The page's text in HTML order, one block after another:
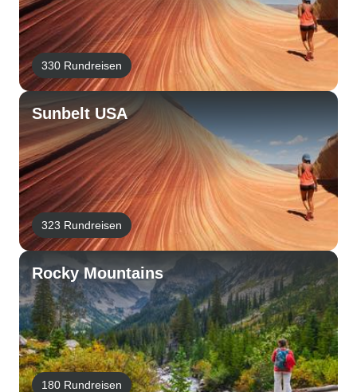
330 Rundreisen
Sunbelt USA
323 Rundreisen
Rocky Mountains
180 Rundreisen